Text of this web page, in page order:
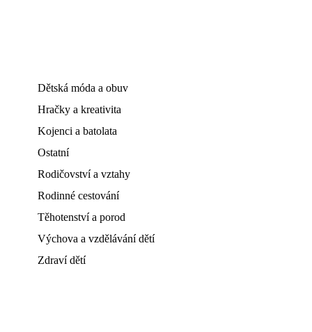
Dětská móda a obuv
Hračky a kreativita
Kojenci a batolata
Ostatní
Rodičovství a vztahy
Rodinné cestování
Těhotenství a porod
Výchova a vzdělávání dětí
Zdraví dětí